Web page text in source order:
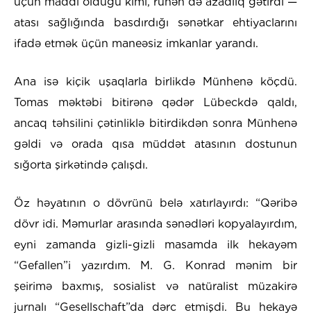
atası sağlığında basdırdığı sənətkar ehtiyaclarını
ifadə etmək üçün maneəsiz imkanlar yarandı.
Ana isə kiçik uşaqlarla birlikdə Münhenə köçdü.
Tomas məktəbi bitirənə qədər Lübeckdə qaldı,
ancaq təhsilini çətinliklə bitirdikdən sonra Münhenə
gəldi və orada qısa müddət atasının dostunun
sığorta şirkətində çalışdı.
Öz həyatının o dövrünü belə xatırlayırdı: “Qəribə
dövr idi. Məmurlar arasında sənədləri kopyalayırdım,
eyni zamanda gizli-gizli masamda ilk hekayəm
“Gefallen”i yazırdım. M. G. Konrad mənim bir
şeirimə baxmış, sosialist və natüralist müzakirə
jurnalı “Gesellschaft”da dərc etmişdi. Bu hekayə